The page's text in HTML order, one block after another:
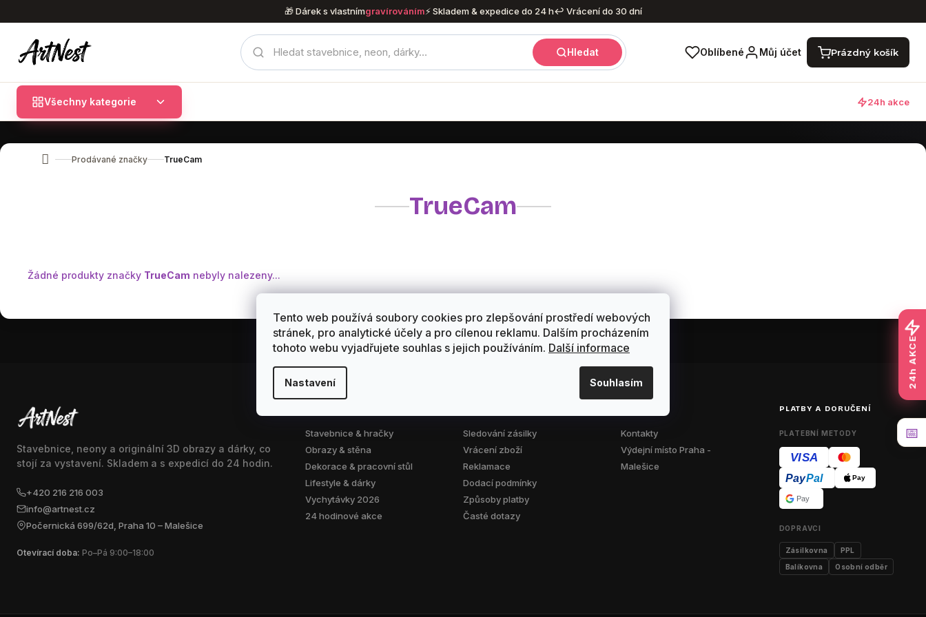
Tento web používá soubory cookies pro zlepšování prostředí webových
stránek, pro analytické účely a pro cílenou reklamu. Dalším procházením
tohoto webu vyjadřujete souhlas s jejich používáním. Další informace
Nastavení Souhlasím
na
🎁 Dárek s vlastnímgravírováním⚡ Skladem & expedice do 24 h↩ Vrácení do 30 dní
Hledat Oblíbené Můj účet Nákupní košík
Prázdný košík
Všechny kategorie 24h akce
DomůProdávané značky TrueCam
TrueCam
Žádné produkty značky TrueCam nebyly nalezeny...
Stavebnice, neony a originální 3D obrazy a dárky, co
stojí za vystavení. Skladem a s expedicí do 24 hodin.
+420 216 216 003
info@artnest.cz
Počernická 699/62d, Praha 10 – Malešice
Otevírací doba: Po–Pá 9:00–18:00
Stavebnice & hračky
Obrazy & stěna
Dekorace & pracovní stůl
Lifestyle & dárky
Vychytávky 2026
24 hodinové akce
Sledování zásilky
Vrácení zboží
Reklamace
Dodací podmínky
Způsoby platby
Časté dotazy
Kontakty
Výdejní místo Praha -
Malešice
PLATBY A DORUČENÍ
PLATEBNÍ METODY
VISA
PayPal Pay
Pay
DOPRAVCI
Zásilkovna
PPL
Balíkovna
Osobní odběr
24h AKCE
📅